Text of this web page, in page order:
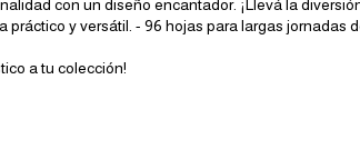
con un diseño encantador. ¡Llevá la
práctico y versátil. - 96 hojas para largas jornadas
a tu colección!